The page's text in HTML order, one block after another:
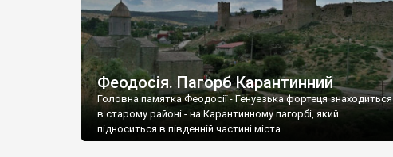
Феодосія. Пагорб Карантинний
Головна памятка Феодосії - Генуезька фортеця знаходиться
в старому районі - на Карантинному пагорбі, який
підноситься в південній частині міста.